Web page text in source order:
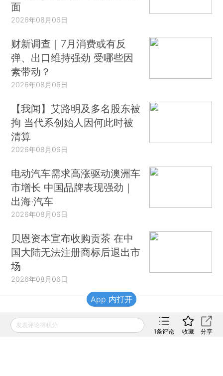
面
2026年08月06日
财新调查｜7月消费或有反
弹、出口维持强劲 受哪些因
素带动？
2026年08月06日
【我闻】艾路明及多名股东被
拘 当代系创始人因何此时被
清算
2026年08月06日
电动汽车需求高涨驱动澳洲车
市增长 中国品牌表现强劲｜
出海·汽车
2026年08月06日
贝恩资本宣布收购贡茶 在中
国大陆无法注册商标后退出市
场
2026年08月06日
财新移动
发表评论得积分
1条评论 收藏 分享
App 内打开